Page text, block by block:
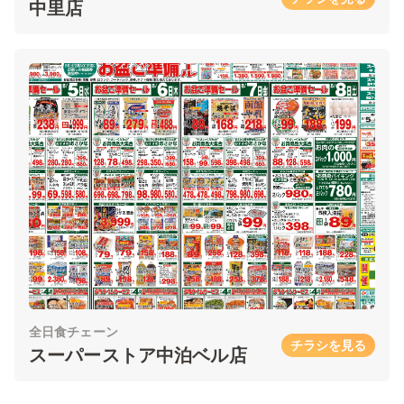
中里店
全日食チェーン
スーパーストア中泊ベル店 チラシを見る